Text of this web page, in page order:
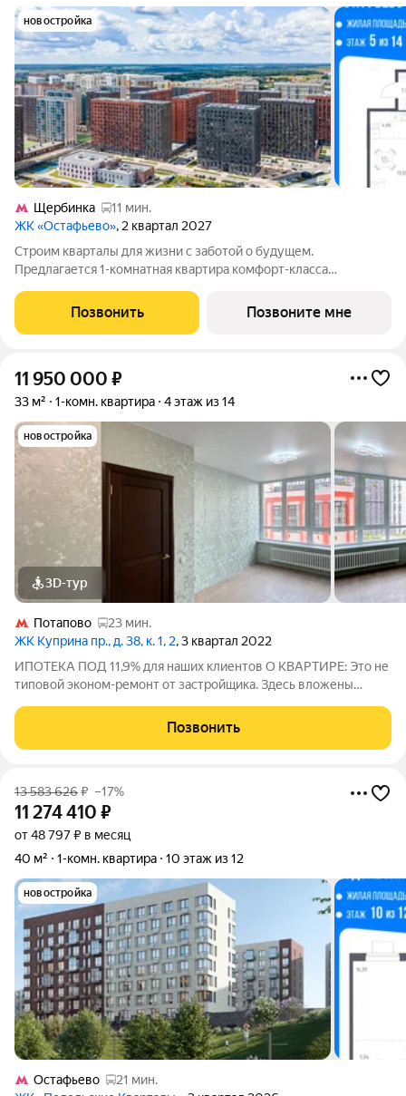
новостройка
Щербинка
11 мин.
ЖК «Остафьево», 2 квартал 2027
Строим кварталы для жизни с заботой о будущем.
Предлагается 1-комнатная квартира комфорт-класса
жилом комплексе "Остафьево".Застройщик сдает квартиры с
отделкой в нескольких вариантах:
Позвонить Позвоните мне
11 950 000 ₽
33 м² 1-комн. квартира 4 этаж из 14
новостройка
3D-тур
Потапово
23 мин.
ЖК Куприна пр., д. 38, к. 1, 2, 3 квартал 2022
ИПОТЕКА ПОД 11,9% для наших клиентов О КВАРТИРЕ: Это не
типовой эконом-ремонт от застройщика. Здесь вложены
ламинат и керамогранит. Окна REHAU тихо и тепло даже
зимой. Радиатор ZEHNDER за 94
Позвонить
13 583 626₽ –17%
11 274 410 ₽
от 48 797 ₽ в месяц
40 м²
1-комн. квартира 10 этаж из 12
новостройка
Остафьево
21 мин.